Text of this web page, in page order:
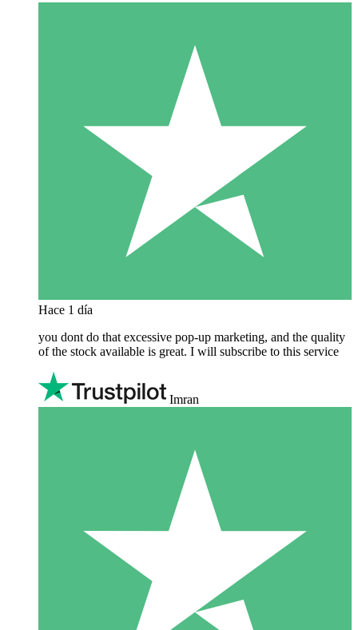
Hace 1 día
you dont do that excessive pop-up marketing, and the quality
of the stock available is great. I will subscribe to this service
Imran